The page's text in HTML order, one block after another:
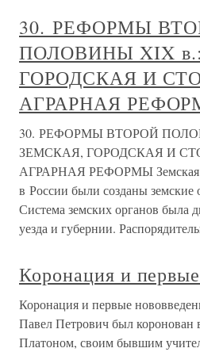
30. РЕФОРМЫ
ПОЛОВИНЫ XIX
ГОРОДСКАЯ И
АГРАРНАЯ
30. РЕФОРМЫ ВТОРОЙ
ЗЕМСКАЯ, ГОРОДСКАЯ И
АГРАРНАЯ РЕФОРМЫ Земская
в России были созданы земские
Система земских органов была
уезда и губернии.
Коронация и
Коронация и первые
Павел Петрович был
Платоном, своим бывшим